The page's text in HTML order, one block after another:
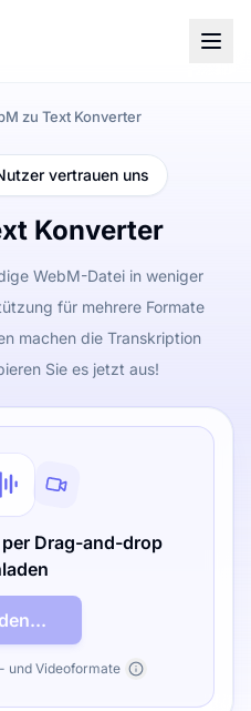
zu Text Konverter
vertrauen uns
Konverter
WebM-Datei in weniger
für mehrere Formate
machen die Transkription
Sie es jetzt aus!
Drag-and-drop
und Videoformate